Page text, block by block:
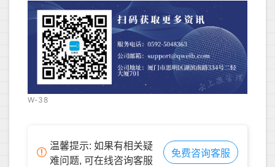
W-38
温馨提示: 如果有相关疑
难问题, 可在线咨询客服
免费咨询客服